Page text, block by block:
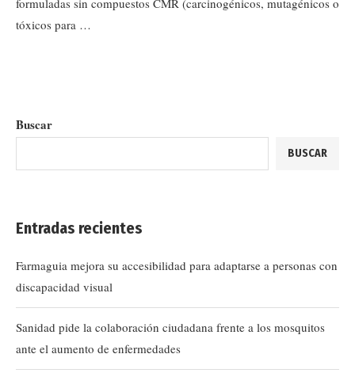
formuladas sin compuestos CMR (carcinogénicos, mutagénicos o
tóxicos para …
Buscar
BUSCAR
Entradas recientes
Farmaguia mejora su accesibilidad para adaptarse a personas con
discapacidad visual
Sanidad pide la colaboración ciudadana frente a los mosquitos
ante el aumento de enfermedades